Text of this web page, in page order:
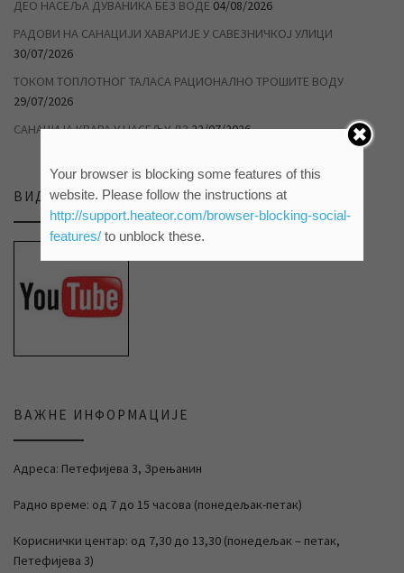
ДЕО НАСЕЉА ДУВАНИКА БЕЗ ВОДЕ 04/08/2026
РАДОВИ НА САНАЦИЈИ ХАВАРИЈЕ У САВЕЗНИЧКОЈ УЛИЦИ
30/07/2026
ТОКОМ ТОПЛОТНОГ ТАЛАСА РАЦИОНАЛНО ТРОШИТЕ ВОДУ
29/07/2026
САНАЦИЈА КВАРА У НАСЕЉУ Д322/07/2026
ВИДЕО ПРИЛОЗИ НА НАШЕМ ЈУТЈУБ КАНАЛУ
ВАЖНЕ ИНФОРМАЦИЈЕ
Адреса: Петефијева 3, Зрењанин
Радно време: од 7 до 15 часова (понедељак-петак)
Кориснички центар: од 7,30 до 13,30 (понедељак – петак,
Петефијева 3)
Your browser is blocking some features of this
website. Please follow the instructions at
http://support.heateor.com/browser-blocking-social-
features/to unblock these.